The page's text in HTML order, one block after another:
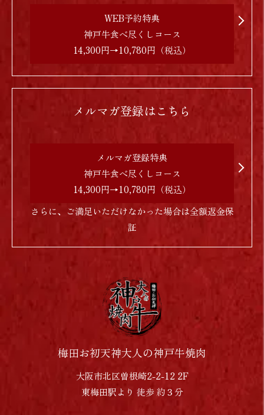
WEB予約特典
神戸牛食べ尽くしコース
14,300円→10,780円（税込）
メルマガ登録はこちら
メルマガ登録特典
神戸牛食べ尽くしコース
14,300円→10,780円（税込）
さらに、ご満足いただけなかった場合は全額返金保
証
梅田お初天神大人の神戸牛焼肉
大阪市北区曽根崎2-2-12 2F
東梅田駅より 徒歩 約３分